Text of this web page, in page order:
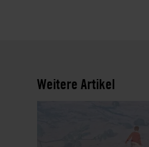
Weitere Artikel